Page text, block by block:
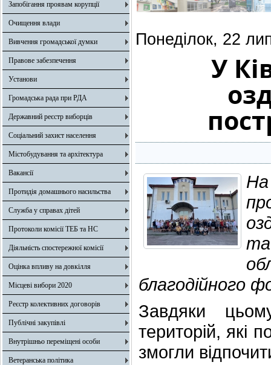
Запобігання проявам корупції
Очищення влади
Вивчення громадської думки
Правове забезпечення
Установи
Громадська рада при РДА
Державний реєстр виборців
Соціальний захист населення
Містобудування та архітектура
Вакансії
Протидія домашнього насильства
Служба у справах дітей
Протоколи комісії ТЕБ та НС
Діяльність спостережної комісії
Оцінка впливу на довкілля
Місцеві вибори 2020
Реєстр колективних договорів
Публічні закупівлі
Внутрішньо переміщені особи
Ветеранська політика
Понеділок, 22
У
благодійного
Завдяки
територій, які
змогли